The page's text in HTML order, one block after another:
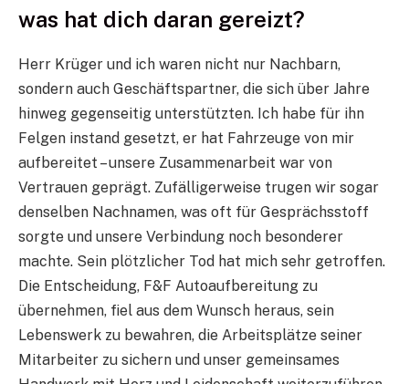
was hat dich daran gereizt?
Herr Krüger und ich waren nicht nur Nachbarn,
sondern auch Geschäftspartner, die sich über Jahre
hinweg gegenseitig unterstützten. Ich habe für ihn
Felgen instand gesetzt, er hat Fahrzeuge von mir
aufbereitet – unsere Zusammenarbeit war von
Vertrauen geprägt. Zufälligerweise trugen wir sogar
denselben Nachnamen, was oft für Gesprächsstoff
sorgte und unsere Verbindung noch besonderer
machte. Sein plötzlicher Tod hat mich sehr getroffen.
Die Entscheidung, F&F Autoaufbereitung zu
übernehmen, fiel aus dem Wunsch heraus, sein
Lebenswerk zu bewahren, die Arbeitsplätze seiner
Mitarbeiter zu sichern und unser gemeinsames